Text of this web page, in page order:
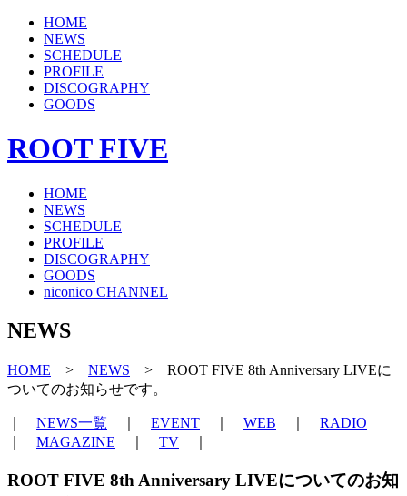
HOME
NEWS
SCHEDULE
PROFILE
DISCOGRAPHY
GOODS
ROOT FIVE
HOME
NEWS
SCHEDULE
PROFILE
DISCOGRAPHY
GOODS
niconico CHANNEL
NEWS
HOME > NEWS > ROOT FIVE 8th Anniversary LIVEに
ついてのお知らせです。
NEWS一覧 EVENT WEB
RADIO
MAGAZINE TV
ROOT FIVE 8th Anniversary LIVEについてのお知